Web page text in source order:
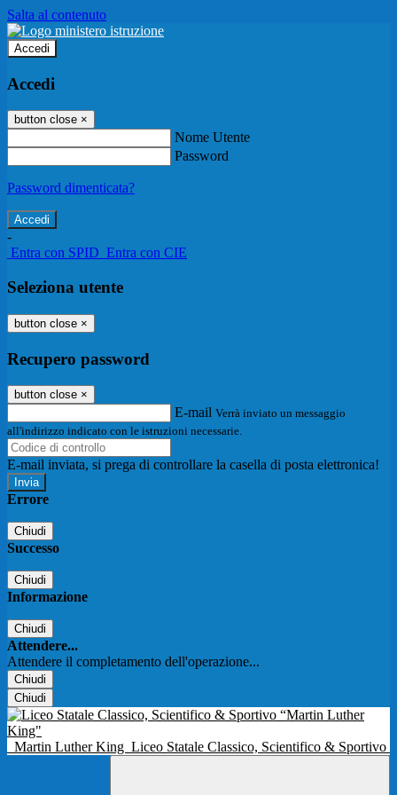
Salta al contenuto
Accedi
Accedi
button close ×
Nome Utente
Password
Password dimenticata?
-
Entra con SPID Entra con CIE
Seleziona utente
button close ×
Recupero password
button close ×
E-mail Verrà inviato un messaggio
all'indirizzo indicato con le istruzioni necessarie.
E-mail inviata, si prega di controllare la casella di posta elettronica!
Errore
Chiudi
Successo
Chiudi
Informazione
Chiudi
Attendere...
Attendere il completamento dell'operazione...
Chiudi
Chiudi
Martin Luther King Liceo Statale Classico, Scientifico & Sportivo